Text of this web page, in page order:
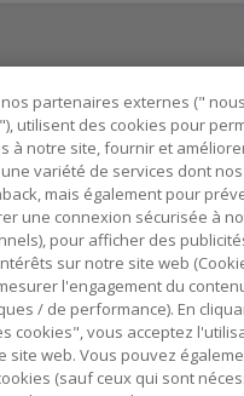
économiser
partenaires externes ("
utilisent des cookies pour
à notre site, fournir et
variété de services dont nos
mais également pour
une connexion sécurisée à
pour afficher des
sur notre site web
l'engagement du
/ de performance). En
cookies", vous acceptez
site web. Vous pouvez
(sauf ceux qui sont